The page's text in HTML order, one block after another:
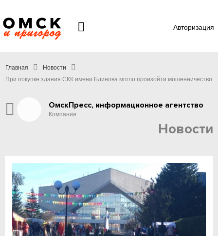
Авторизация
Главная
Новости
При покупке здания СКК имени Блинова могло произойти мошенничество
ОмскПресс, информационное агентство
Компания
Новости